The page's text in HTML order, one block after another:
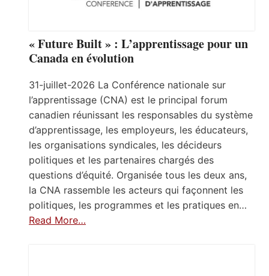
« Future Built » : L’apprentissage pour un
Canada en évolution
31-juillet-2026 La Conférence nationale sur
l’apprentissage (CNA) est le principal forum
canadien réunissant les responsables du système
d’apprentissage, les employeurs, les éducateurs,
les organisations syndicales, les décideurs
politiques et les partenaires chargés des
questions d’équité. Organisée tous les deux ans,
la CNA rassemble les acteurs qui façonnent les
politiques, les programmes et les pratiques en…
Read More…